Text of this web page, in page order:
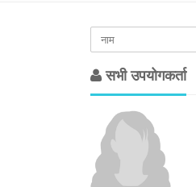
सभी उपयोगकर्ता